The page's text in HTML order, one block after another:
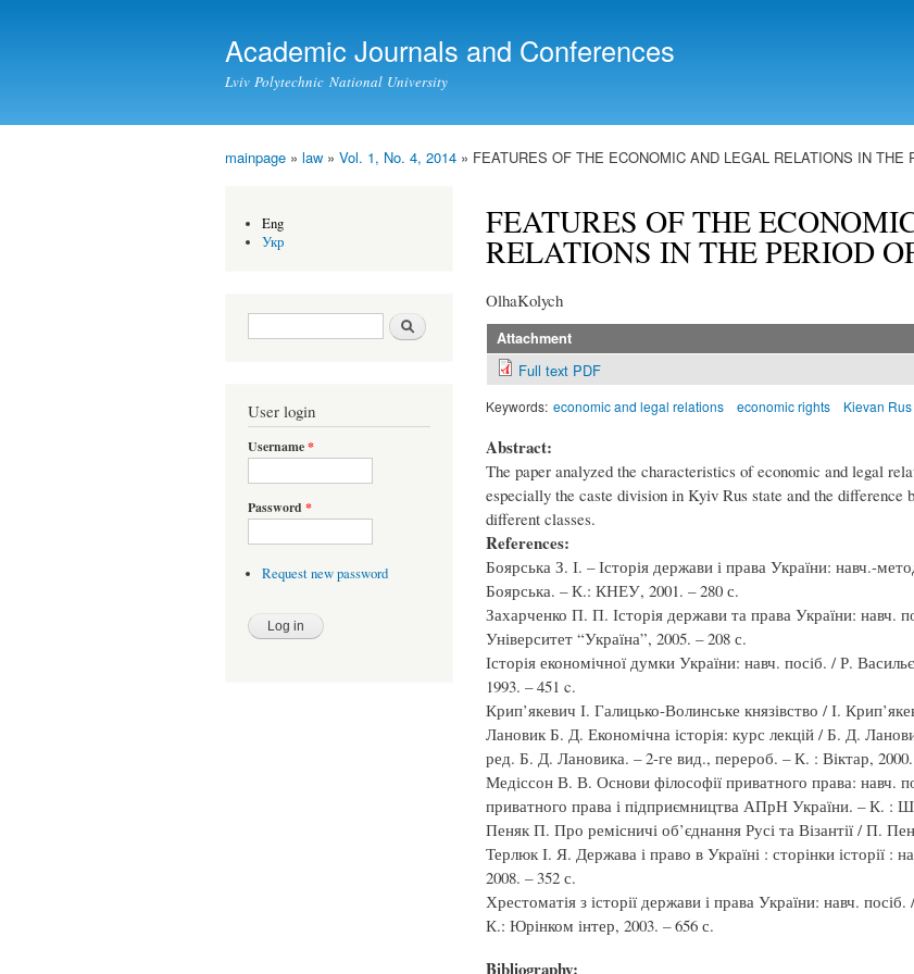
content
Academic Journals and Conferences
Lviv Polytechnic National University
mainpage » law » Vol. 1, No. 4, 2014 » FEATURES OF THE ECONOMIC AND LEGAL RELATIONS IN THE
Eng
Укр
Search form Search
User login
Username*
Password *
Request new password
FEATURES OF THE
RELATIONS IN THE PERIOD
OlhaKolych
Attachment
Full text PDF
Keywords: economic and legal relations economic rights Kievan Rus
Abstract:
The paper analyzed the characteristics of economic and legal
especially the caste division in Kyiv Rus state and the difference
different classes.
References:
Боярська З. І. – Історія держави і права України: навч.-
Боярська. – К.: КНЕУ, 2001. – 280 с.
Захарченко П. П. Історія держави та права України: навч.
Університет “Україна”, 2005. – 208 с.
Історія економічної думки України: навч. посіб. / Р.
1993. – 451 c.
Крип’якевич І. Галицько-Волинське князівство / І.
Лановик Б. Д. Економічна історія: курс лекцій / Б. Д.
ред. Б. Д. Лановика. – 2-ге вид., перероб. – К. : Віктар, 2000.
Медіссон В. В. Основи філософії приватного права: навч.
приватного права і підприємництва АПрН України. – К. :
Пеняк П. Про ремісничі об’єднання Русі та Візантії / П.
Терлюк І. Я. Держава і право в Україні : сторінки історії :
2008. – 352 с.
Хрестоматія з історії держави і права України: навч.
К.: Юрінком інтер, 2003. – 656 с.
Bibliography: